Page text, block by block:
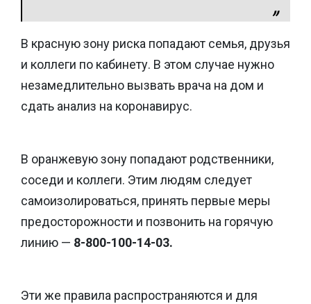
В красную зону риска попадают семья, друзья
и коллеги по кабинету. В этом случае нужно
незамедлительно вызвать врача на дом и
сдать анализ на коронавирус.
В оранжевую зону попадают родственники,
соседи и коллеги. Этим людям следует
самоизолироваться, принять первые меры
предосторожности и позвонить на горячую
линию — 8-800-100-14-03.
Эти же правила распространяются и для